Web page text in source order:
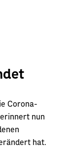
Corona-
nun
hat.